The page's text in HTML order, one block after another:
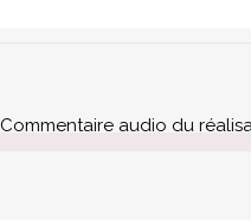
Commentaire audio du